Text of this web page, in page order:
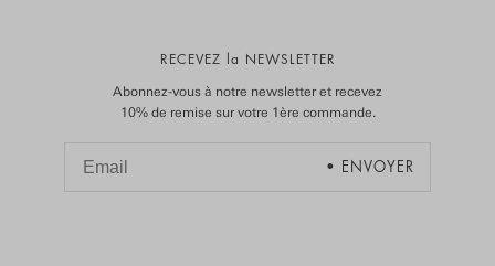
RECEVEZ la NEWSLETTER
Abonnez-vous à notre newsletter et recevez
10% de remise sur votre 1ère commande.